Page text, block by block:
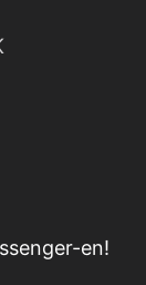
en!